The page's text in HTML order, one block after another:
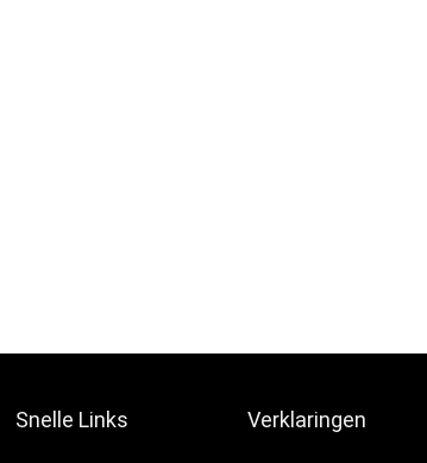
Snelle Links Verklaringen